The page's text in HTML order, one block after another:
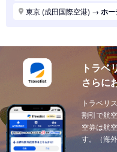
東京 (東京国際空港(羽田))
東京 (東京国際空港(羽田))
東京 (東京国際空港(羽田))
東京 (東京国際空港(羽田))
東京 (東京国際空港(羽田)) →
東京 (東京国際空港(羽田))
東京 (東京国際空港(羽田))
東京 (成田国際空港) → ホ
東京 (東京国際空港(羽田))
東京 (成田国際空港) →ド
東京 (成田国際空港) →アブ
東京 (成田国際空港)→イ
東京 (成田国際空港)→ウ
東京 (成田国際空港) チュ
トラベ
さらに
トラベリ
割引で航
空券は航
す。（海